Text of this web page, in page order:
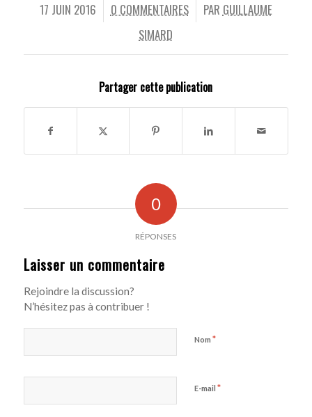
17 JUIN 2016
/ 0 COMMENTAIRES
/ PAR GUILLAUME
SIMARD
Partager cette publication
0
RÉPONSES
Laisser un commentaire
Rejoindre la discussion?
N’hésitez pas à contribuer !
Nom *
E-mail *